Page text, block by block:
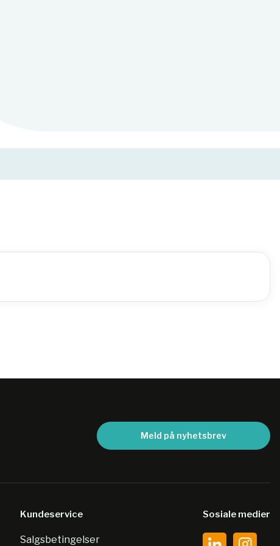
Meld på nyhetsbrev
Kundeservice
Salgsbetingelser
Sosiale medier